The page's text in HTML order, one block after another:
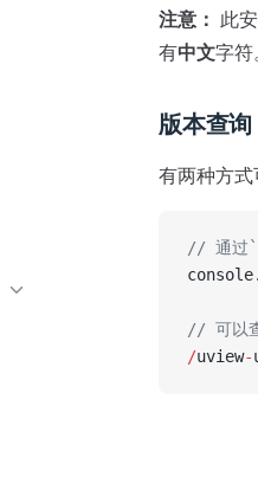
注意： 此
有中文字符。
版本查询
有两种方
// 通过
console.
// 可以
/uview-